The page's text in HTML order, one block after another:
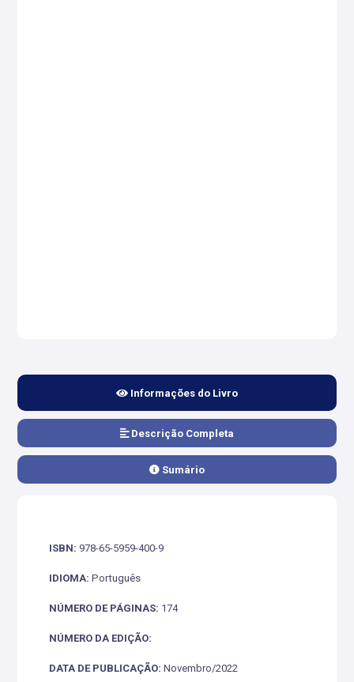
Informações do Livro
Descrição Completa
Sumário
ISBN: 978-65-5959-400-9
IDIOMA: Português
NÚMERO DE PÁGINAS: 174
NÚMERO DA EDIÇÃO:
DATA DE PUBLICAÇÃO: Novembro/2022